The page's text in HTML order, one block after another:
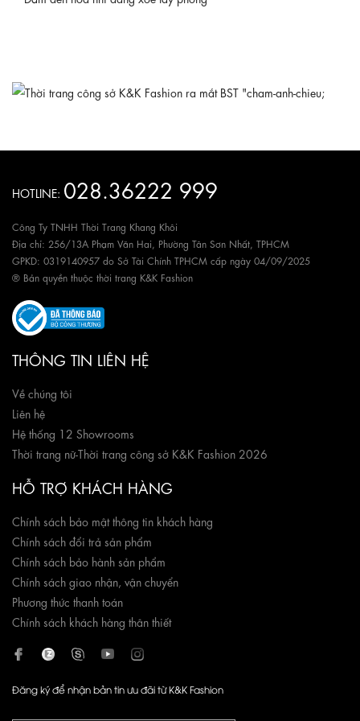
HOTLINE: 028.36222 999
Công Ty TNHH Thời Trang Khang Khôi
Địa chỉ: 256/13A Phạm Văn Hai, Phường Tân Sơn Nhất, TPHCM
GPKD: 0319140957 do Sở Tài Chính TPHCM cấp ngày 04/09/2025
® Bản quyền thuộc thời trang K&K Fashion
THÔNG TIN LIÊN HỆ
Về chúng tôi
Liên hệ
Hệ thống 12 Showrooms
Thời trang nữ-Thời trang công sở K&K Fashion 2026
HỖ TRỢ KHÁCH HÀNG
Chính sách bảo mật thông tin khách hàng
Chính sách đổi trả sản phẩm
Chính sách bảo hành sản phẩm
Chính sách giao nhận, vận chuyển
Phương thức thanh toán
Chính sách khách hàng thân thiết
Đăng ký để nhận bản tin ưu đãi từ K&K Fashion